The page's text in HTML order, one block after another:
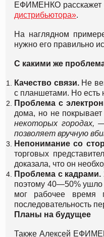
ЕФИМЕНКО расскажет
дистрибьютора».
На наглядном
нужно его правильно
С какими же
Качество связи.Не
с планшетами. Но есть
Проблема с
дома, но не
некоторых городах,
позволяет вручную
Непонимание со
торговых
доказала, что он
Проблема с кадрами.
поэтому 40—50% ушло
мог рабочее время
последовательность
Планы на будущее
Также Алексей